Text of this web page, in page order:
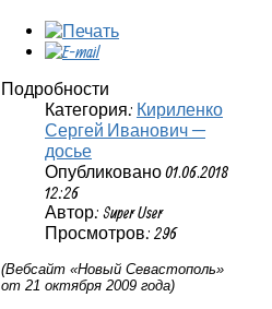
Подробности
Категория: Кириленко
Сергей Иванович —
досье
Опубликовано 01.06.2018
12:26
Автор: Super User
Просмотров: 296
(Вебсайт «Новый Севастополь»
от 21 октября 2009 года)